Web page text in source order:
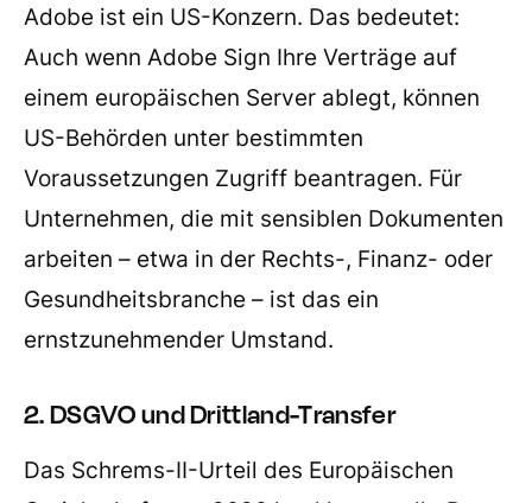
Adobe ist ein US-Konzern. Das bedeutet:
Auch wenn Adobe Sign Ihre Verträge auf
einem europäischen Server ablegt, können
US-Behörden unter bestimmten
Voraussetzungen Zugriff beantragen. Für
Unternehmen, die mit sensiblen Dokumenten
arbeiten – etwa in der Rechts-, Finanz- oder
Gesundheitsbranche – ist das ein
ernstzunehmender Umstand.
2. DSGVO und Drittland-Transfer
Das Schrems-II-Urteil des Europäischen